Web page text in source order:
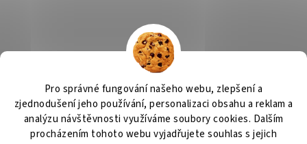
Pro správné fungování našeho webu, zlepšení a
zjednodušení jeho používání, personalizaci obsahu a reklam a
analýzu návštěvnosti využíváme soubory cookies. Dalším
procházením tohoto webu vyjadřujete souhlas s jejich
Výčepní zařízení OSMO CZ Barvy Příbram Obchodní podmínky
GDPR